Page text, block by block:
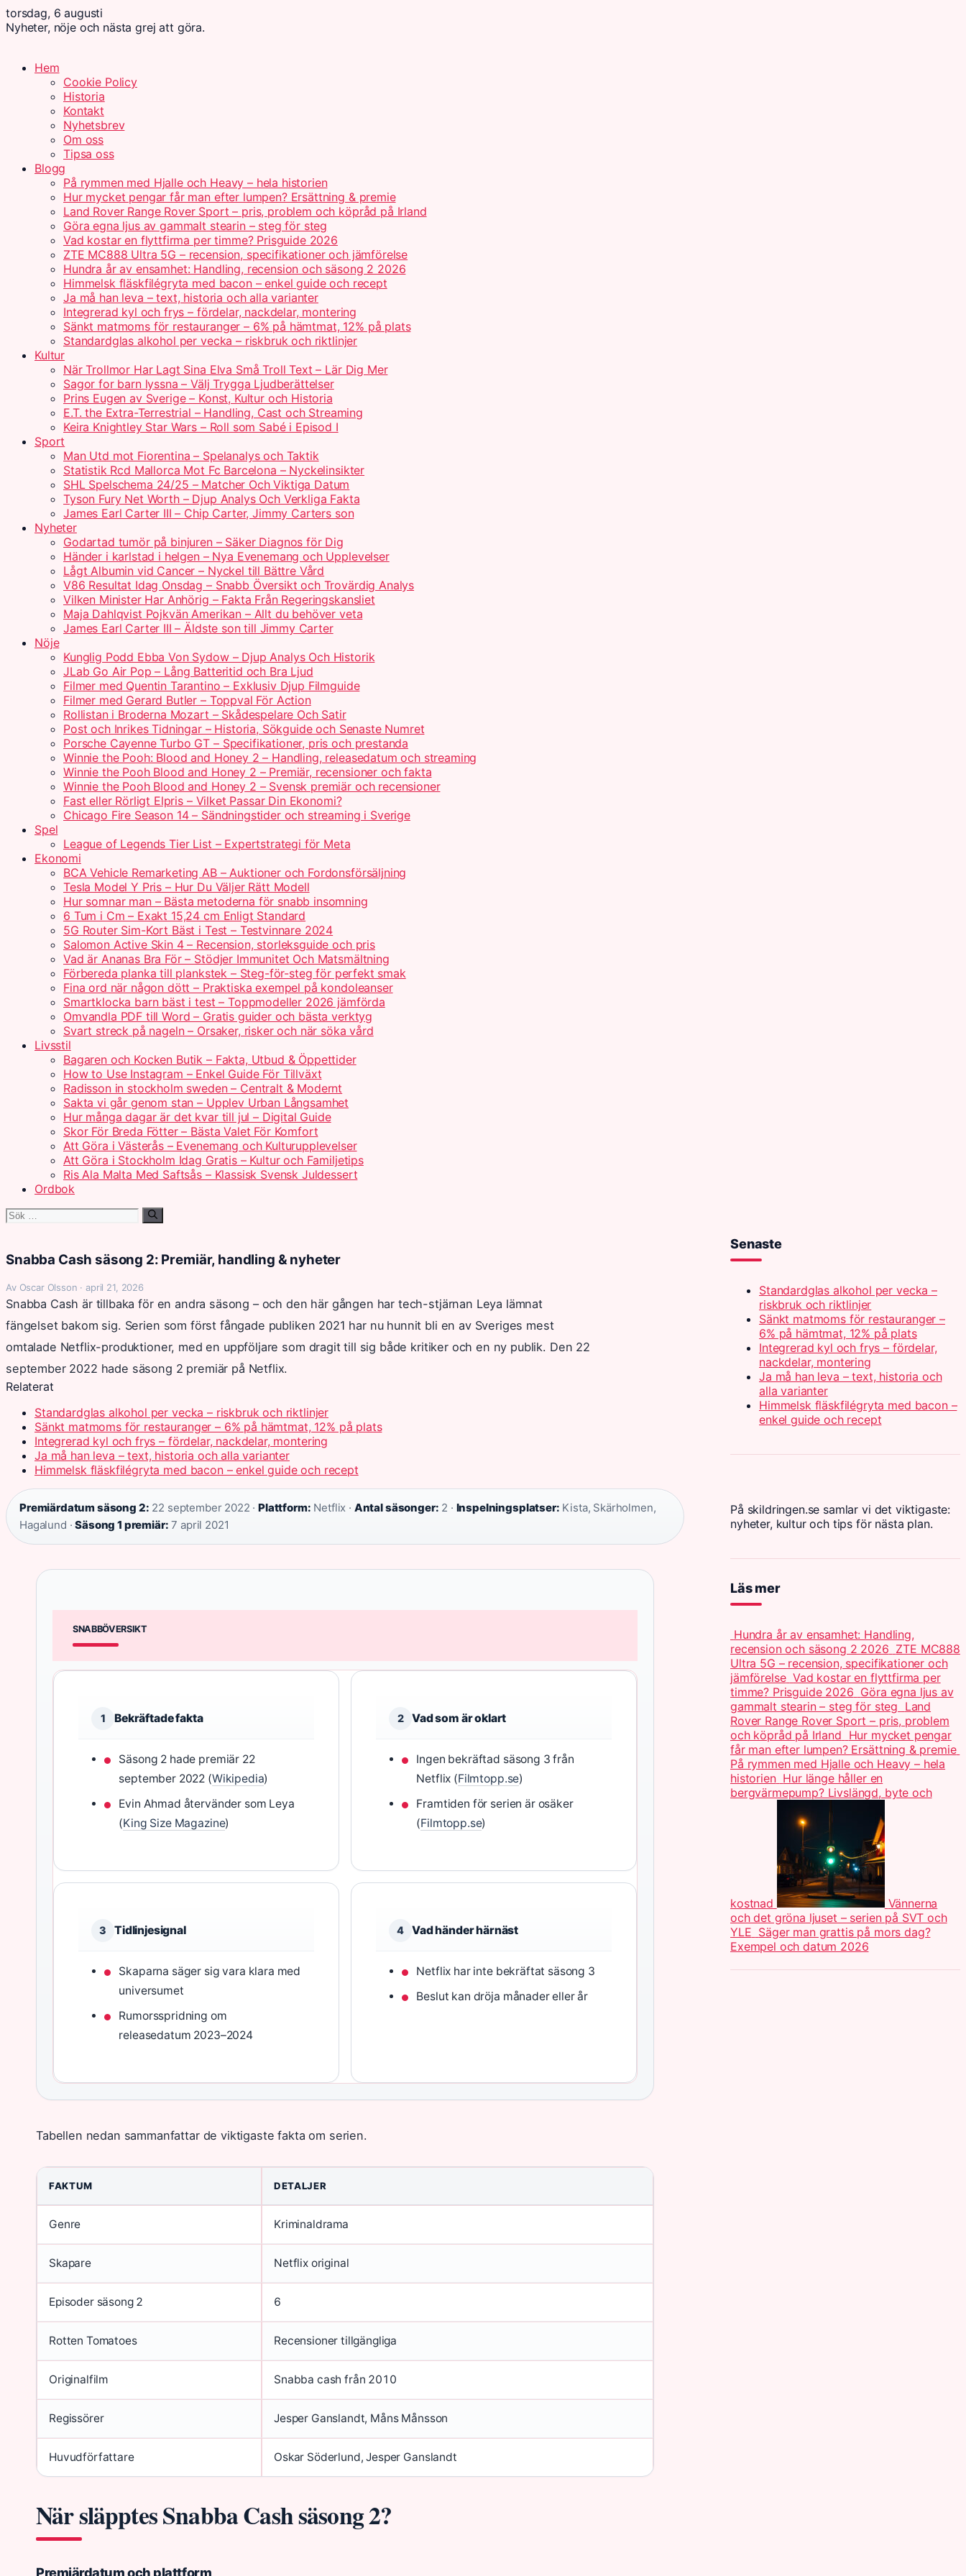
torsdag, 6 augusti
Nyheter, nöje och nästa grej att göra.
Hem
Cookie Policy
Historia
Kontakt
Nyhetsbrev
Om oss
Tipsa oss
Blogg
På rymmen med Hjalle och Heavy – hela historien
Hur mycket pengar får man efter lumpen? Ersättning & premie
Land Rover Range Rover Sport – pris, problem och köpråd på Irland
Göra egna ljus av gammalt stearin – steg för steg
Vad kostar en flyttfirma per timme? Prisguide 2026
ZTE MC888 Ultra 5G – recension, specifikationer och jämförelse
Hundra år av ensamhet: Handling, recension och säsong 2 2026
Himmelsk fläskfilégryta med bacon – enkel guide och recept
Ja må han leva – text, historia och alla varianter
Integrerad kyl och frys – fördelar, nackdelar, montering
Sänkt matmoms för restauranger – 6% på hämtmat, 12% på plats
Standardglas alkohol per vecka – riskbruk och riktlinjer
Kultur
När Trollmor Har Lagt Sina Elva Små Troll Text – Lär Dig Mer
Sagor for barn lyssna – Välj Trygga Ljudberättelser
Prins Eugen av Sverige – Konst, Kultur och Historia
E.T. the Extra-Terrestrial – Handling, Cast och Streaming
Keira Knightley Star Wars – Roll som Sabé i Episod I
Sport
Man Utd mot Fiorentina – Spelanalys och Taktik
Statistik Rcd Mallorca Mot Fc Barcelona – Nyckelinsikter
SHL Spelschema 24/25 – Matcher Och Viktiga Datum
Tyson Fury Net Worth – Djup Analys Och Verkliga Fakta
James Earl Carter III – Chip Carter, Jimmy Carters son
Nyheter
Godartad tumör på binjuren – Säker Diagnos för Dig
Händer i karlstad i helgen – Nya Evenemang och Upplevelser
Lågt Albumin vid Cancer – Nyckel till Bättre Vård
V86 Resultat Idag Onsdag – Snabb Översikt och Trovärdig Analys
Vilken Minister Har Anhörig – Fakta Från Regeringskansliet
Maja Dahlqvist Pojkvän Amerikan – Allt du behöver veta
James Earl Carter III – Äldste son till Jimmy Carter
Nöje
Kunglig Podd Ebba Von Sydow – Djup Analys Och Historik
JLab Go Air Pop – Lång Batteritid och Bra Ljud
Filmer med Quentin Tarantino – Exklusiv Djup Filmguide
Filmer med Gerard Butler – Toppval För Action
Rollistan i Broderna Mozart – Skådespelare Och Satir
Post och Inrikes Tidningar – Historia, Sökguide och Senaste Numret
Porsche Cayenne Turbo GT – Specifikationer, pris och prestanda
Winnie the Pooh: Blood and Honey 2 – Handling, releasedatum och streaming
Winnie the Pooh Blood and Honey 2 – Premiär, recensioner och fakta
Winnie the Pooh Blood and Honey 2 – Svensk premiär och recensioner
Fast eller Rörligt Elpris – Vilket Passar Din Ekonomi?
Chicago Fire Season 14 – Sändningstider och streaming i Sverige
Spel
League of Legends Tier List – Expertstrategi för Meta
Ekonomi
BCA Vehicle Remarketing AB – Auktioner och Fordonsförsäljning
Tesla Model Y Pris – Hur Du Väljer Rätt Modell
Hur somnar man – Bästa metoderna för snabb insomning
6 Tum i Cm – Exakt 15,24 cm Enligt Standard
5G Router Sim-Kort Bäst i Test – Testvinnare 2024
Salomon Active Skin 4 – Recension, storleksguide och pris
Vad är Ananas Bra För – Stödjer Immunitet Och Matsmältning
Förbereda planka till plankstek – Steg-för-steg för perfekt smak
Fina ord när någon dött – Praktiska exempel på kondoleanser
Smartklocka barn bäst i test – Toppmodeller 2026 jämförda
Omvandla PDF till Word – Gratis guider och bästa verktyg
Svart streck på nageln – Orsaker, risker och när söka vård
Livsstil
Bagaren och Kocken Butik – Fakta, Utbud & Öppettider
How to Use Instagram – Enkel Guide För Tillväxt
Radisson in stockholm sweden – Centralt & Modernt
Sakta vi går genom stan – Upplev Urban Långsamhet
Hur många dagar är det kvar till jul – Digital Guide
Skor För Breda Fötter – Bästa Valet För Komfort
Att Göra i Västerås – Evenemang och Kulturupplevelser
Att Göra i Stockholm Idag Gratis – Kultur och Familjetips
Ris Ala Malta Med Saftsås – Klassisk Svensk Juldessert
Ordbok
Sök
Snabba Cash säsong 2: Premiär, handling & nyheter
Av Oscar Olsson · april 21, 2026
Snabba Cash är tillbaka för en andra säsong – och den här gången har tech-stjärnan Leya lämnat
fängelset bakom sig. Serien som först fångade publiken 2021 har nu hunnit bli en av Sveriges mest
omtalade Netflix-produktioner, med en uppföljare som dragit till sig både kritiker och en ny publik. Den 22
september 2022 hade säsong 2 premiär på Netflix.
Relaterat
Standardglas alkohol per vecka – riskbruk och riktlinjer
Sänkt matmoms för restauranger – 6% på hämtmat, 12% på plats
Integrerad kyl och frys – fördelar, nackdelar, montering
Ja må han leva – text, historia och alla varianter
Himmelsk fläskfilégryta med bacon – enkel guide och recept
Premiärdatum säsong 2: 22 september 2022 ·Plattform: Netflix · Antal säsonger: 2 · Inspelningsplatser: Kista, Skärholmen,
Hagalund ·Säsong 1 premiär: 7 april 2021
SNABBÖVERSIKT
1 Bekräftade fakta
Säsong 2 hade premiär 22
september 2022 (Wikipedia)
Evin Ahmad återvänder som Leya
(King Size Magazine)
2 Vad som är oklart
Ingen bekräftad säsong 3 från
Netflix (Filmtopp.se)
Framtiden för serien är osäker
(Filmtopp.se)
3 Tidlinjesignal
Skaparna säger sig vara klara med
universumet
Rumorsspridning om
releasedatum 2023–2024
4 Vad händer härnäst
Netflix har inte bekräftat säsong 3
Beslut kan dröja månader eller år
Tabellen nedan sammanfattar de viktigaste fakta om serien.
FAKTUM DETALJER
Genre Kriminaldrama
Skapare Netflix original
Episoder säsong 2 6
Rotten Tomatoes Recensioner tillgängliga
Originalfilm Snabba cash från 2010
Regissörer Jesper Ganslandt, Måns Månsson
Huvudförfattare Oskar Söderlund, Jesper Ganslandt
När släpptes Snabba Cash säsong 2?
Premiärdatum och plattform
Senaste
Standardglas alkohol per vecka –
riskbruk och riktlinjer
Sänkt matmoms för restauranger –
6% på hämtmat, 12% på plats
Integrerad kyl och frys – fördelar,
nackdelar, montering
Ja må han leva – text, historia och
alla varianter
Himmelsk fläskfilégryta med bacon –
enkel guide och recept
På skildringen.se samlar vi det viktigaste:
nyheter, kultur och tips för nästa plan.
Läs mer
Hundra år av ensamhet: Handling,
recension och säsong 2 2026 ZTE MC888
Ultra 5G – recension, specifikationer och
jämförelse Vad kostar en flyttfirma per
timme? Prisguide 2026 Göra egna ljus av
gammalt stearin – steg för steg Land
Rover Range Rover Sport – pris, problem
och köpråd på Irland Hur mycket pengar
får man efter lumpen? Ersättning & premie
På rymmen med Hjalle och Heavy – hela
historien Hur länge håller en
bergvärmepump? Livslängd, byte och
kostnad
Vännerna
och det gröna ljuset – serien på SVT och
YLE Säger man grattis på mors dag?
Exempel och datum 2026